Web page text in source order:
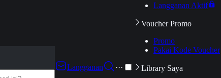
Langganan
···
Langganan Aktif
Voucher Promo
Promo
Pakai Kode Voucher
Library Saya